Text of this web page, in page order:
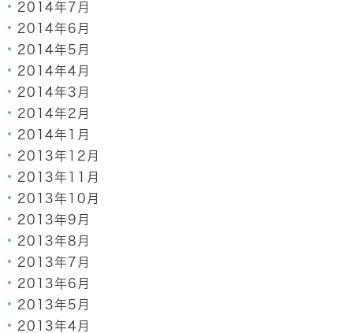
2014年7月
2014年6月
2014年5月
2014年4月
2014年3月
2014年2月
2014年1月
2013年12月
2013年11月
2013年10月
2013年9月
2013年8月
2013年7月
2013年6月
2013年5月
2013年4月